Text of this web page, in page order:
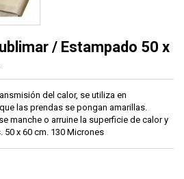
/ Estampado 50 x
del calor, se utiliza en
las prendas se pongan amarillas.
manche o arruine la superficie de calor y
x 60 cm. 130 Micrones